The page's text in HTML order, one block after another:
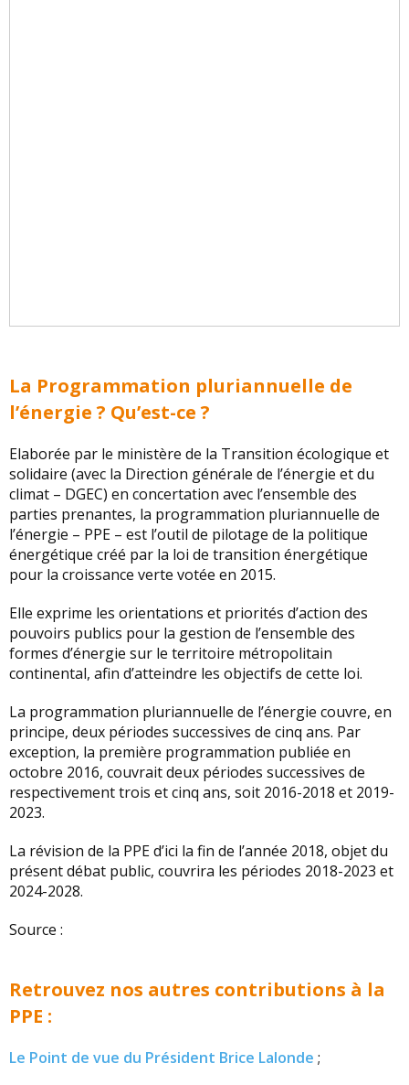
La Programmation pluriannuelle de
l’énergie ? Qu’est-ce ?
Elaborée par le ministère de la Transition écologique et
solidaire (avec la Direction générale de l’énergie et du
climat – DGEC) en concertation avec l’ensemble des
parties prenantes, la programmation pluriannuelle de
l’énergie – PPE – est l’outil de pilotage de la politique
énergétique créé par la loi de transition énergétique
pour la croissance verte votée en 2015.
Elle exprime les orientations et priorités d’action des
pouvoirs publics pour la gestion de l’ensemble des
formes d’énergie sur le territoire métropolitain
continental, afin d’atteindre les objectifs de cette loi.
La programmation pluriannuelle de l’énergie couvre, en
principe, deux périodes successives de cinq ans. Par
exception, la première programmation publiée en
octobre 2016, couvrait deux périodes successives de
respectivement trois et cinq ans, soit 2016-2018 et 2019-
2023.
La révision de la PPE d’ici la fin de l’année 2018, objet du
présent débat public, couvrira les périodes 2018-2023 et
2024-2028.
Source :
Retrouvez nos autres contributions à la
PPE :
Le Point de vue du Président Brice Lalonde ;